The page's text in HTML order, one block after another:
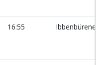
16:55 Ibbenbürener